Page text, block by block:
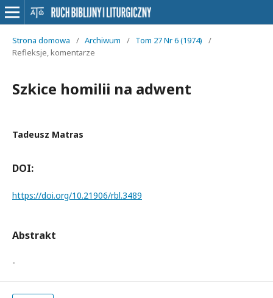
Strona domowa / Archiwum / Tom 27 Nr 6 (1974)
/
Refleksje, komentarze
Szkice homilii na adwent
Tadeusz Matras
DOI:
https://doi.org/10.21906/rbl.3489
Abstrakt
-